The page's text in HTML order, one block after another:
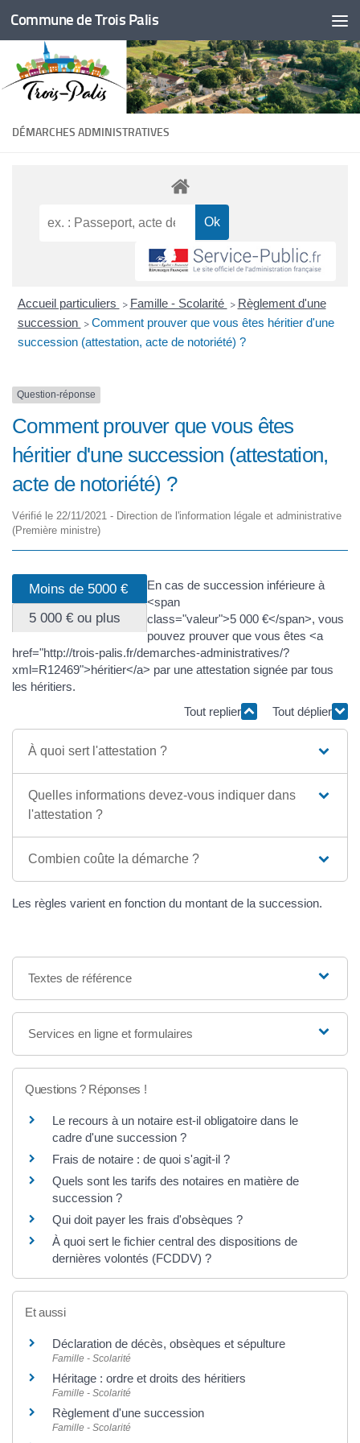
Skip to content
Commune de Trois Palis
DÉMARCHES ADMINISTRATIVES
Accueil particuliers > Famille - Scolarité > Règlement d'une
succession > Comment prouver que vous êtes héritier d'une
succession (attestation, acte de notoriété) ?
Question-réponse
Comment prouver que vous êtes
héritier d'une succession (attestation,
acte de notoriété) ?
Vérifié le 22/11/2021 - Direction de l'information légale et administrative
(Première ministre)
Moins de 5000 €
5 000 € ou plus
En cas de succession inférieure à
<span
class="valeur">5 000 €</span>, vous
pouvez prouver que vous êtes <a
href="http://trois-palis.fr/demarches-administratives/?
xml=R12469">héritier</a> par une attestation signée par tous
les héritiers.
Tout replier
Tout déplier
À quoi sert l'attestation ?
Quelles informations devez-vous indiquer dans
l'attestation ?
Combien coûte la démarche ?
Les règles varient en fonction du montant de la succession.
Textes de référence
Services en ligne et formulaires
Questions ? Réponses !
Le recours à un notaire est-il obligatoire dans le
cadre d'une succession ?
Frais de notaire : de quoi s'agit-il ?
Quels sont les tarifs des notaires en matière de
succession ?
Qui doit payer les frais d'obsèques ?
À quoi sert le fichier central des dispositions de
dernières volontés (FCDDV) ?
Et aussi
Déclaration de décès, obsèques et sépulture
Famille - Scolarité
Héritage : ordre et droits des héritiers
Famille - Scolarité
Règlement d'une succession
Famille - Scolarité